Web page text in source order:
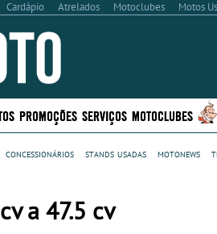
Cardápio Atrelados Motoclubes Motos
PROMOÇÕES SERVIÇOS MOTOCLUBES
concessionários stands usadas motonews
a 47.5 cv